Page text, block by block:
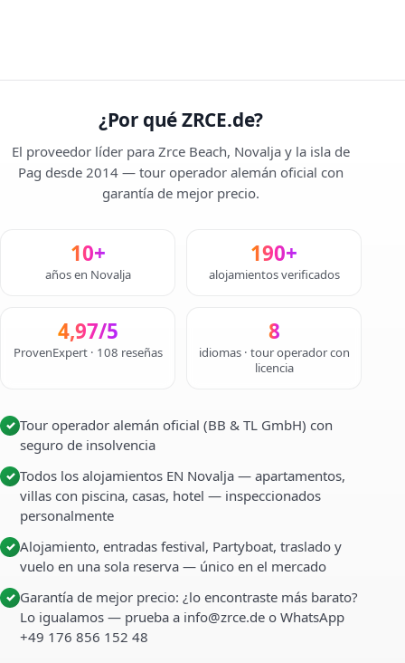
¿Por qué ZRCE.de?
El proveedor líder para Zrce Beach, Novalja y la isla de
Pag desde 2014 — tour operador alemán oficial con
garantía de mejor precio.
10+
años en Novalja
190+
alojamientos verificados
4,97/5
ProvenExpert · 108 reseñas
8
idiomas · tour operador con
licencia
✓ Tour operador alemán oficial (BB & TL GmbH) con
seguro de insolvencia
✓ Todos los alojamientos EN Novalja — apartamentos,
villas con piscina, casas, hotel — inspeccionados
personalmente
✓ Alojamiento, entradas festival, Partyboat, traslado y
vuelo en una sola reserva — único en el mercado
✓ Garantía de mejor precio: ¿lo encontraste más barato?
Lo igualamos — prueba a info@zrce.de o WhatsApp
+49 176 856 152 48